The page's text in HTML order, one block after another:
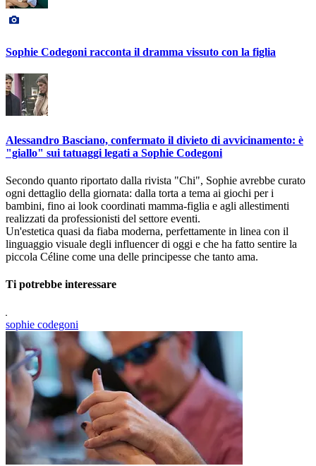
Sophie Codegoni racconta il dramma vissuto con la figlia
Alessandro Basciano, confermato il divieto di avvicinamento: è
"giallo" sui tatuaggi legati a Sophie Codegoni
Secondo quanto riportato dalla rivista "Chi", Sophie avrebbe curato
ogni dettaglio della giornata: dalla torta a tema ai giochi per i
bambini, fino ai look coordinati mamma-figlia e agli allestimenti
realizzati da professionisti del settore eventi.
Un'estetica quasi da fiaba moderna, perfettamente in linea con il
linguaggio visuale degli influencer di oggi e che ha fatto sentire la
piccola Céline come una delle principesse che tanto ama.
Ti potrebbe interessare
sophie codegoni